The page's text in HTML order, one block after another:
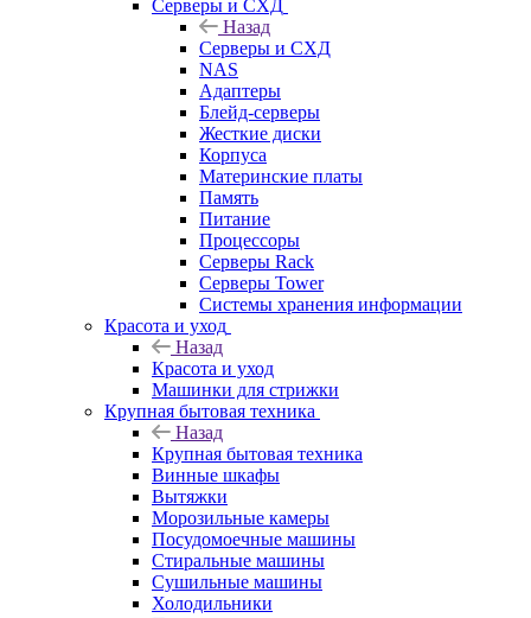
Серверы и СХД
Назад
Серверы и СХД
NAS
Адаптеры
Блейд-серверы
Жесткие диски
Корпуса
Материнские платы
Память
Питание
Процессоры
Серверы Rack
Серверы Tower
Системы хранения информации
Красота и уход
Назад
Красота и уход
Машинки для стрижки
Крупная бытовая техника
Назад
Крупная бытовая техника
Винные шкафы
Вытяжки
Морозильные камеры
Посудомоечные машины
Стиральные машины
Сушильные машины
Холодильники